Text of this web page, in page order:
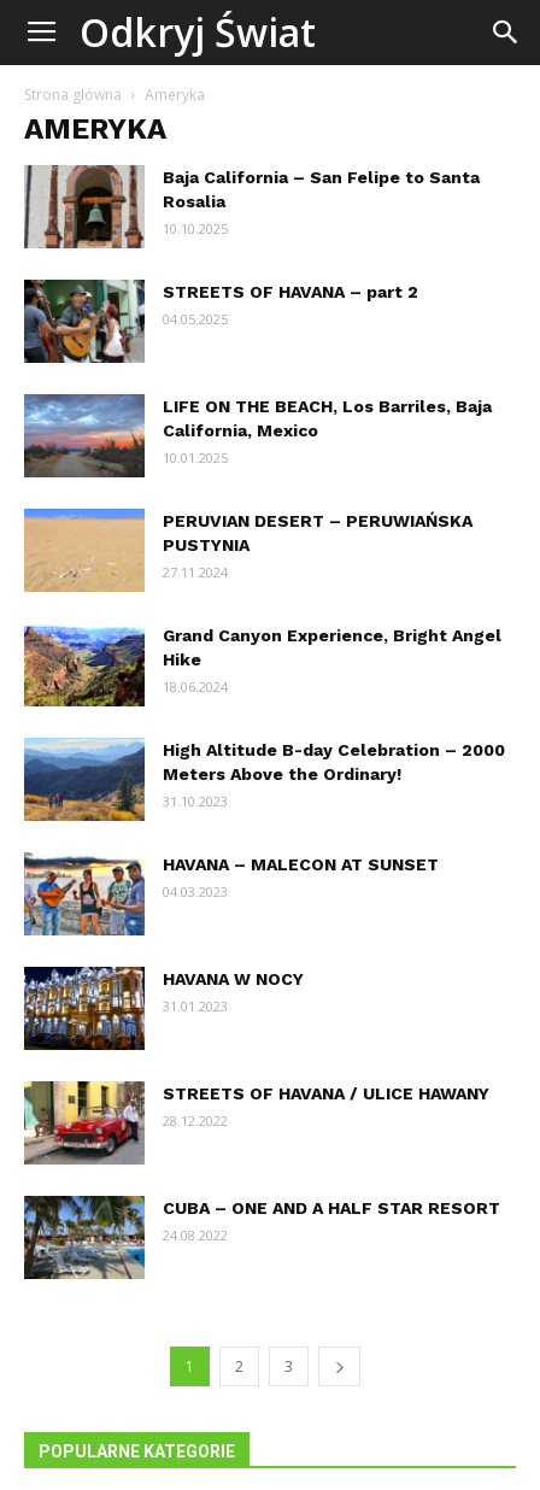
Odkryj Świat
Strona główna Ameryka
AMERYKA
Baja California – San Felipe to Santa
Rosalia
10.10.2025
STREETS OF HAVANA – part 2
04.05.2025
LIFE ON THE BEACH, Los Barriles, Baja
California, Mexico
10.01.2025
PERUVIAN DESERT – PERUWIAŃSKA
PUSTYNIA
27.11.2024
Grand Canyon Experience, Bright Angel
Hike
18.06.2024
High Altitude B-day Celebration – 2000
Meters Above the Ordinary!
31.10.2023
HAVANA – MALECON AT SUNSET
04.03.2023
HAVANA W NOCY
31.01.2023
STREETS OF HAVANA / ULICE HAWANY
28.12.2022
CUBA – ONE AND A HALF STAR RESORT
24.08.2022
1 2 3
POPULARNE KATEGORIE